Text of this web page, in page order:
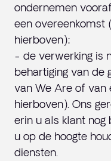
ondernemen
een overeenkomst
hierboven);
- de verwerking is
behartiging van de
van We Are of van
hierboven). Ons
erin u als klant
u op de hoogte
diensten.